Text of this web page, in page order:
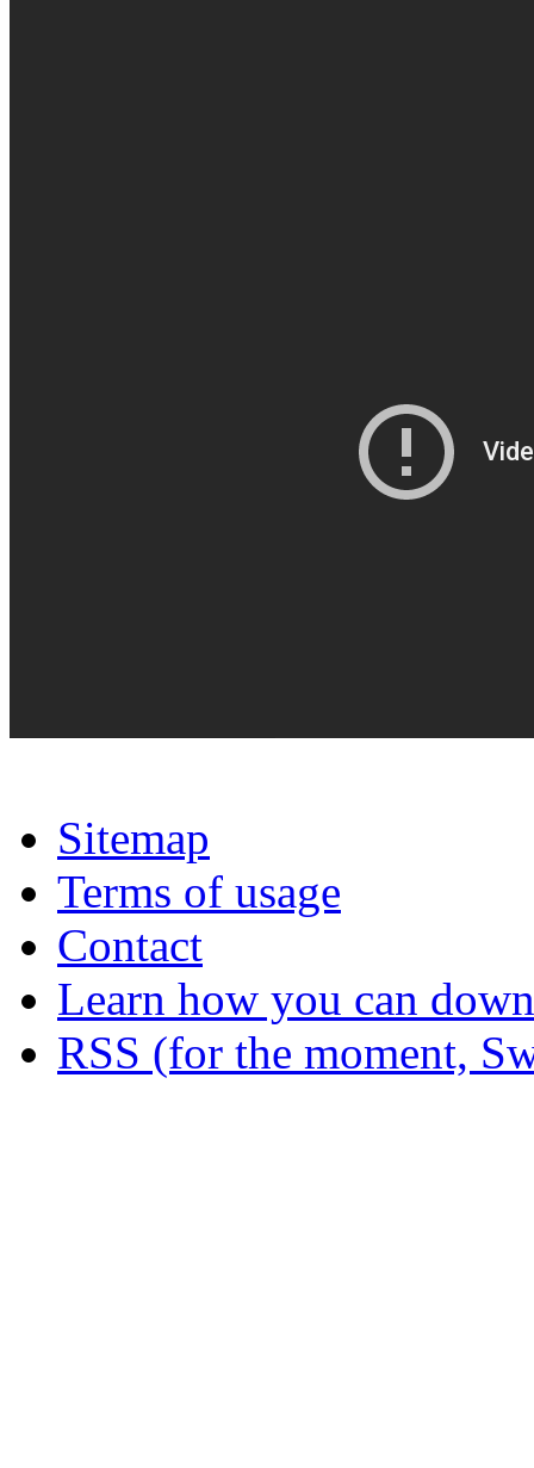
Sitemap
Terms of usage
Contact
Learn how you can
RSS (for the moment,